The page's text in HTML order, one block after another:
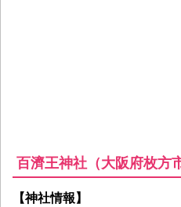
百濟王神社（大阪府枚方
【神社情報】